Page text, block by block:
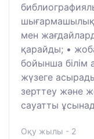
мен
қарайды; •
бойынша білім
жүзеге
зерттеу және
сауатты
Оқу жылы - 2